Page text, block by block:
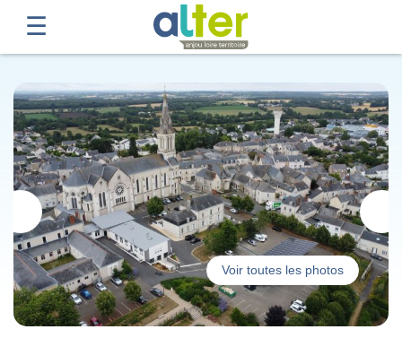
Voir toutes les photos